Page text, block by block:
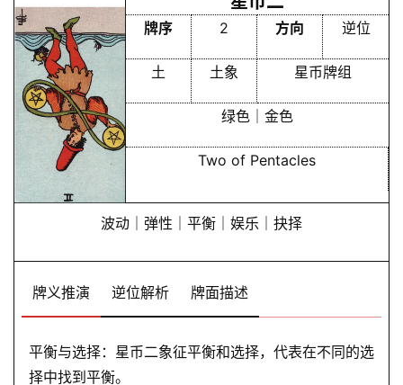
牌序 2 方向 逆位
土 土象 星币牌组
绿色｜金色
Two of Pentacles
波动｜弹性｜平衡｜娱乐｜抉择
牌义推演 逆位解析 牌面描述
平衡与选择：星币二象征平衡和选择，代表在不同的选
择中找到平衡。